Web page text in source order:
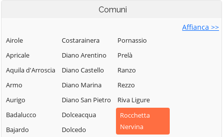
Comuni
Affianca >>
Airole
Apricale
Aquila d'Arroscia
Armo
Aurigo
Badalucco
Bajardo
Costarainera
Diano Arentino
Diano Castello
Diano Marina
Diano San Pietro
Dolceacqua
Dolcedo
Pornassio
Prelà
Ranzo
Rezzo
Riva Ligure
Rocchetta
Nervina